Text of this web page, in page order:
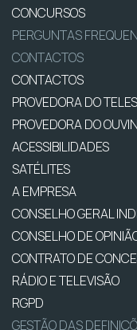
CONCURSOS
PERGUNTAS
CONTACTOS
CONTACTOS
PROVEDORA DO
PROVEDORA DO
ACESSIBILIDADES
SATÉLITES
A EMPRESA
CONSELHO GERAL
CONSELHO DE
CONTRATO DE
RÁDIO E TELEVISÃO
RGPD
GESTÃO DAS